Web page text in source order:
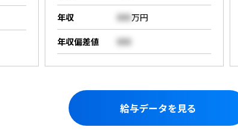
年収 000 万円
年収偏差値 000
給与データを見る